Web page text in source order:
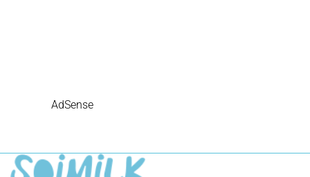
AdSense